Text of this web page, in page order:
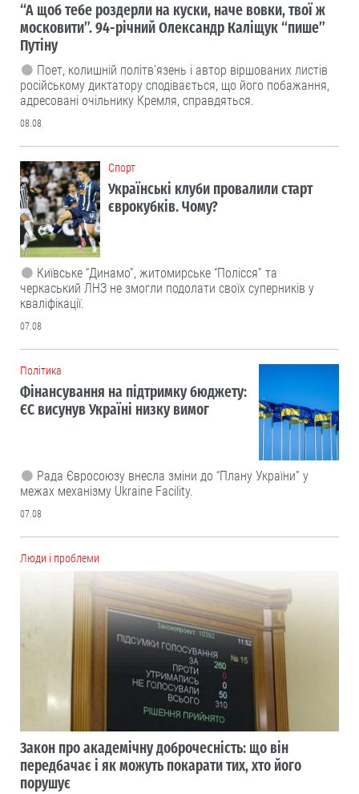
“А щоб тебе роздерли на куски, наче вовки, твої ж
московити”. 94-річний Олександр Каліщук “пише”
Путіну
Поет, колишній політв'язень і автор віршованих листів
російському диктатору сподівається, що його побажання,
адресовані очільнику Кремля, справдяться.
08.08
Cпорт
Українські клуби провалили старт
єврокубків. Чому?
Київське “Динамо”, житомирське “Полісся” та
черкаський ЛНЗ не змогли подолати своїх суперників у
кваліфікації.
07.08
Політика
Фінансування на підтримку бюджету:
ЄС висунув Україні низку вимог
Рада Євросоюзу внесла зміни до “Плану України” у
межах механізму Ukraine Facility.
07.08
Люди і проблеми
Закон про академічну доброчесність: що він
передбачає і як можуть покарати тих, хто його
порушує